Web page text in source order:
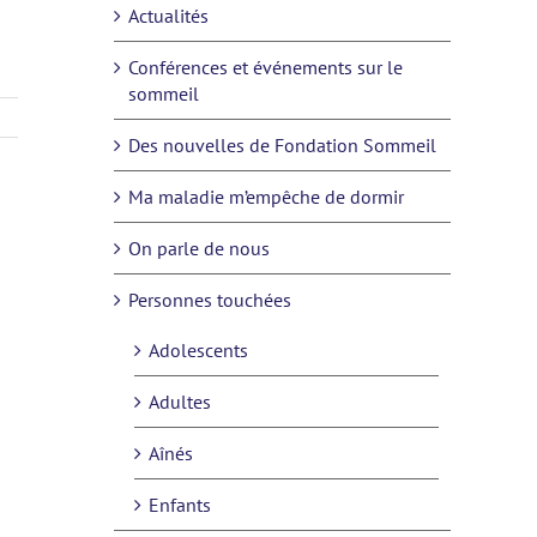
Actualités
Conférences et événements sur le
sommeil
Des nouvelles de Fondation Sommeil
Ma maladie m’empêche de dormir
On parle de nous
Personnes touchées
Adolescents
Adultes
Aînés
Enfants